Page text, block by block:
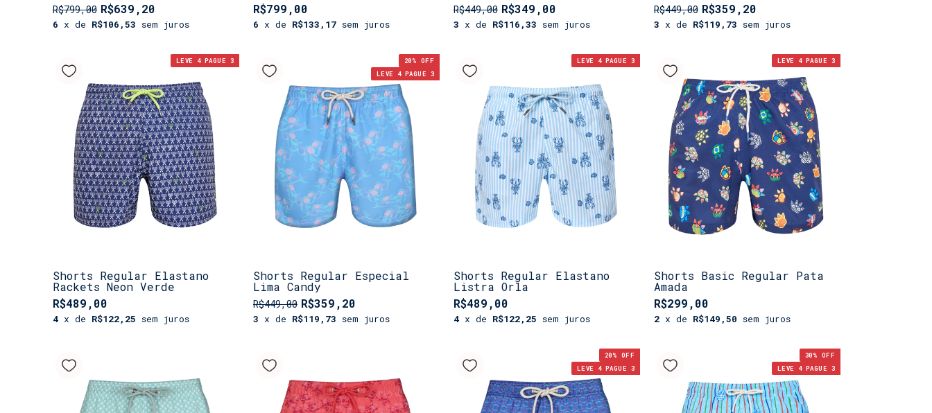
R$799,00 R$639,20
6 x de R$106,53 sem juros
R$799,00
6 x de R$133,17 sem juros
R$449,00 R$349,00
3 x de R$116,33 sem juros
R$449,00 R$359,20
3 x de R$119,73 sem juros
LEVE 4 PAGUE 3
Shorts Regular Elastano
Rackets Neon Verde
R$489,00
4 x de R$122,25 sem juros
20% OFF
LEVE 4 PAGUE 3
Shorts Regular Especial
Lima Candy
R$449,00 R$359,20
3 x de R$119,73 sem juros
LEVE 4 PAGUE 3
Shorts Regular Elastano
Listra Orla
R$489,00
4 x de R$122,25 sem juros
LEVE 4 PAGUE 3
Shorts Basic Regular Pata
Amada
R$299,00
2 x de R$149,50 sem juros
20% OFF
LEVE 4 PAGUE 3
30% OFF
LEVE 4 PAGUE 3